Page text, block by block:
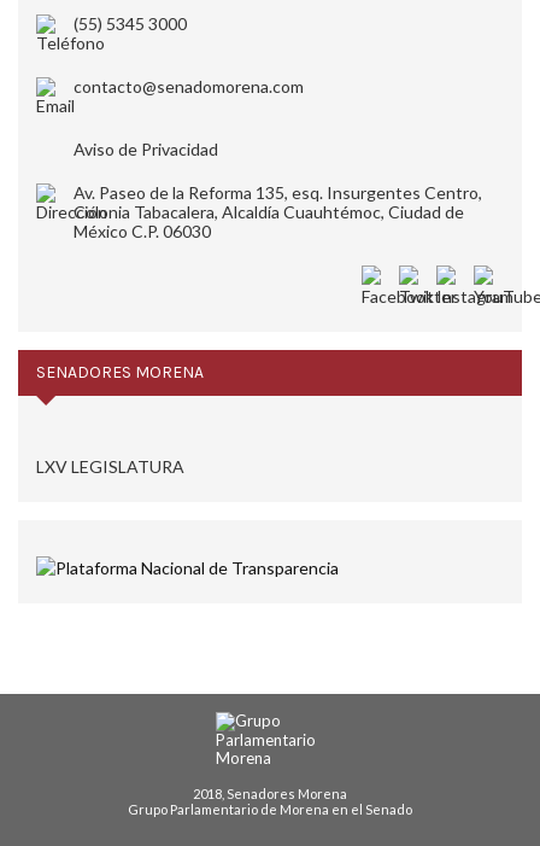
(55) 5345 3000
contacto@senadomorena.com
Aviso de Privacidad
Av. Paseo de la Reforma 135, esq. Insurgentes Centro,
Colonia Tabacalera, Alcaldía Cuauhtémoc, Ciudad de
México C.P. 06030
SENADORES MORENA
LXV LEGISLATURA
2018, Senadores Morena
Grupo Parlamentario de Morena en el Senado